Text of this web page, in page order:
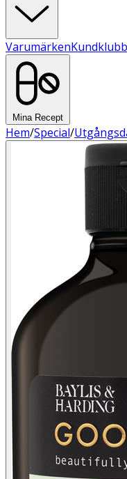
VarumärkenKundklubb
Mina Recept
Hem/Special/